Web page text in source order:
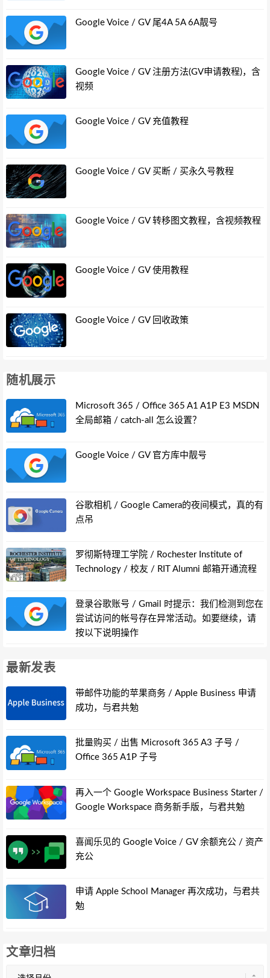
Google Voice / GV 尾4A 5A 6A靓号
Google Voice / GV 注册方法(GV申请教程)，含
视频
Google Voice / GV 充值教程
Google Voice / GV 买断 / 买永久号教程
Google Voice / GV 转移图文教程，含视频教程
Google Voice / GV 使用教程
Google Voice / GV 回收政策
随机展示
Microsoft 365 / Office 365 A1 A1P E3 MSDN
全局邮箱 / catch-all 怎么设置？
Google Voice / GV 官方库中靓号
谷歌相机 / Google Camera的夜间模式，真的有
点吊
罗彻斯特理工学院 / Rochester Institute of
Technology / 校友 / RIT Alumni 邮箱开通流程
登录谷歌账号 / Gmail 时提示：我们检测到您在
尝试访问的帐号存在异常活动。如要继续，请
按以下说明操作
最新发表
带邮件功能的苹果商务 / Apple Business 申请
成功，与君共勉
批量购买 / 出售 Microsoft 365 A3 子号 /
Office 365 A1P 子号
再入一个 Google Workspace Business Starter /
Google Workspace 商务新手版，与君共勉
喜闻乐见的 Google Voice / GV 余额充公 / 资产
充公
申请 Apple School Manager 再次成功，与君共
勉
文章归档